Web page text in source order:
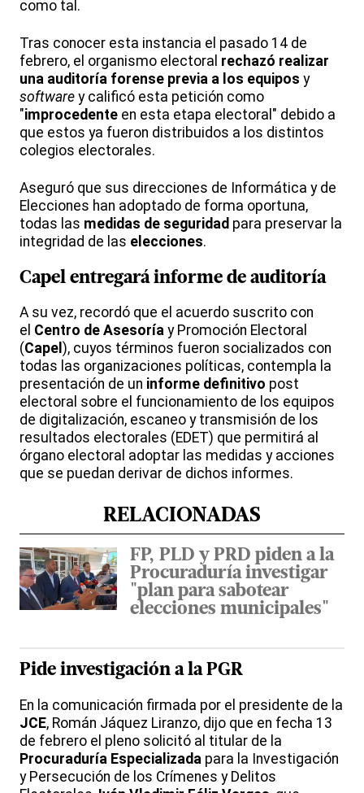
como tal.
Tras conocer esta instancia el pasado 14 de
febrero, el organismo electoral rechazó realizar
una auditoría forense previa a los equipos y
software y calificó esta petición como
"improcedente en esta etapa electoral" debido a
que estos ya fueron distribuidos a los distintos
colegios electorales.
Aseguró que sus direcciones de Informática y de
Elecciones han adoptado de forma oportuna,
todas las medidas de seguridad para preservar la
integridad de las elecciones.
Capel entregará informe de auditoría
A su vez, recordó que el acuerdo suscrito con
el Centro de Asesoría y Promoción Electoral
(Capel ), cuyos términos fueron socializados con
todas las organizaciones políticas, contempla la
presentación de un informe definitivo post
electoral sobre el funcionamiento de los equipos
de digitalización, escaneo y transmisión de los
resultados electorales (EDET) que permitirá al
órgano electoral adoptar las medidas y acciones
que se puedan derivar de dichos informes.
RELACIONADAS
FP, PLD y PRD piden a la
Procuraduría investigar
"plan para sabotear
elecciones municipales"
Pide investigación a la PGR
En la comunicación firmada por el presidente de la
JCE, Román Jáquez Liranzo, dijo que en fecha 13
de febrero el pleno solicitó al titular de la
Procuraduría Especializada para la Investigación
y Persecución de los Crímenes y Delitos